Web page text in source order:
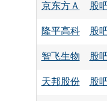
京东方Ａ 股
隆平高科 股
智飞生物 股
天邦股份 股